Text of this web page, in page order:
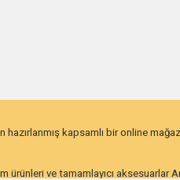
kapsamlı bir online
ve tamamlayıcı aksesuarlar